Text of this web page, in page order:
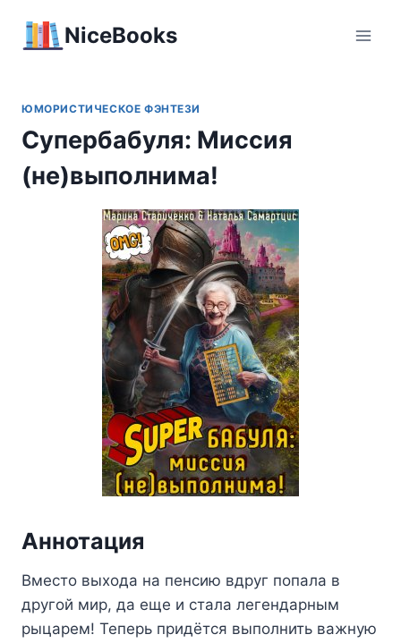
NiceBooks
ЮМОРИСТИЧЕСКОЕ ФЭНТЕЗИ
Супербабуля: Миссия
(не)выполнима!
Аннотация
Вместо выхода на пенсию вдруг попала в
другой мир, да еще и стала легендарным
рыцарем! Теперь придётся выполнить важную